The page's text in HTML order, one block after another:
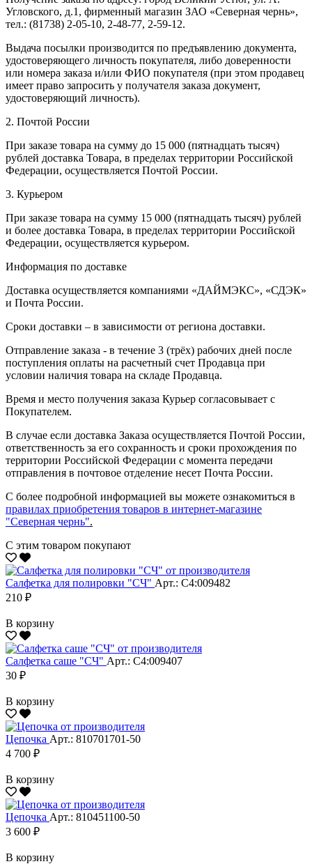
Угловского, д.1, фирменный магазин ЗАО «Северная чернь»,
тел.: (81738) 2-05-10, 2-48-77, 2-59-12.
Выдача посылки производится по предъявлению документа,
удостоверяющего личность покупателя, либо доверенности
или номера заказа и/или ФИО покупателя (при этом продавец
имеет право запросить у получателя заказа документ,
удостоверяющий личность).
2. Почтой России
При заказе товара на сумму до 15 000 (пятнадцать тысяч)
рублей доставка Товара, в пределах территории Российской
Федерации, осуществляется Почтой России.
3. Курьером
При заказе товара на сумму 15 000 (пятнадцать тысяч) рублей
и более доставка Товара, в пределах территории Российской
Федерации, осуществляется курьером.
Информация по доставке
Доставка осуществляется компаниями «ДАЙМЭКС», «СДЭК»
и Почта России.
Сроки доставки – в зависимости от региона доставки.
Отправление заказа - в течение 3 (трёх) рабочих дней после
поступления оплаты на расчетный счет Продавца при
условии наличия товара на складе Продавца.
Время и место получения заказа Курьер согласовывает с
Покупателем.
В случае если доставка Заказа осуществляется Почтой России,
ответственность за его сохранность и сроки прохождения по
территории Российской Федерации с момента передачи
отправления в почтовое отделение несет Почта России.
С более подробной информацией вы можете ознакомиться в
правилах приобретения товаров в интернет-магазине
"Северная чернь".
С этим товаром покупают
Салфетка для полировки "CЧ" Арт.: С4:009482
210 ₽
В корзину
Салфетка саше "CЧ" Арт.: С4:009407
30 ₽
В корзину
Цепочка Арт.: 810701701-50
4 700 ₽
В корзину
Цепочка Арт.: 810451100-50
3 600 ₽
В корзину